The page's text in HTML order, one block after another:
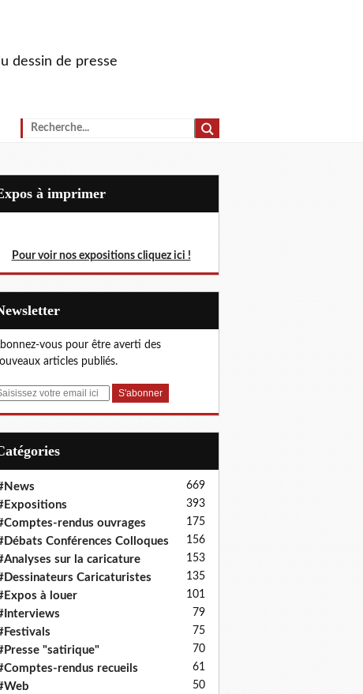
dessin de presse
Expos à imprimer
Pour voir nos expositions cliquez ici !
Newsletter
vous pour être averti des
articles publiés.
Catégories
669
393
rendus ouvrages 175
Conférences Colloques 156
sur la caricature 153
Caricaturistes 135
à louer 101
79
75
"satirique" 70
rendus recueils 61
50